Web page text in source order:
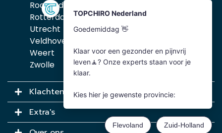
Roosendaal
Rotterdam
Utrecht
Veldhoven
Weert
Zwolle
Klachten
Extra's